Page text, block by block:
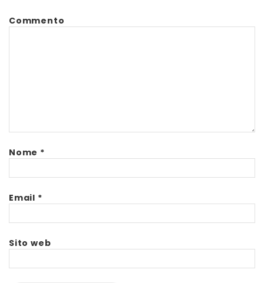
Commento
Nome *
Email *
Sito web